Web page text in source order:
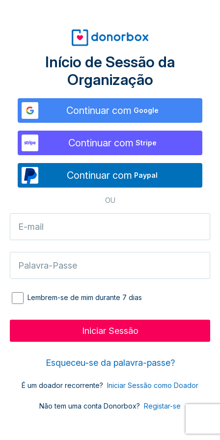
Início de Sessão da
Organização
Continuar com Google
Continuar com Stripe
Continuar com Paypal
OU
Lembrem-se de mim durante 7 dias
Esqueceu-se da palavra-passe?
É um doador recorrente? Iniciar Sessão como Doador
Não tem uma conta Donorbox? Registar-se